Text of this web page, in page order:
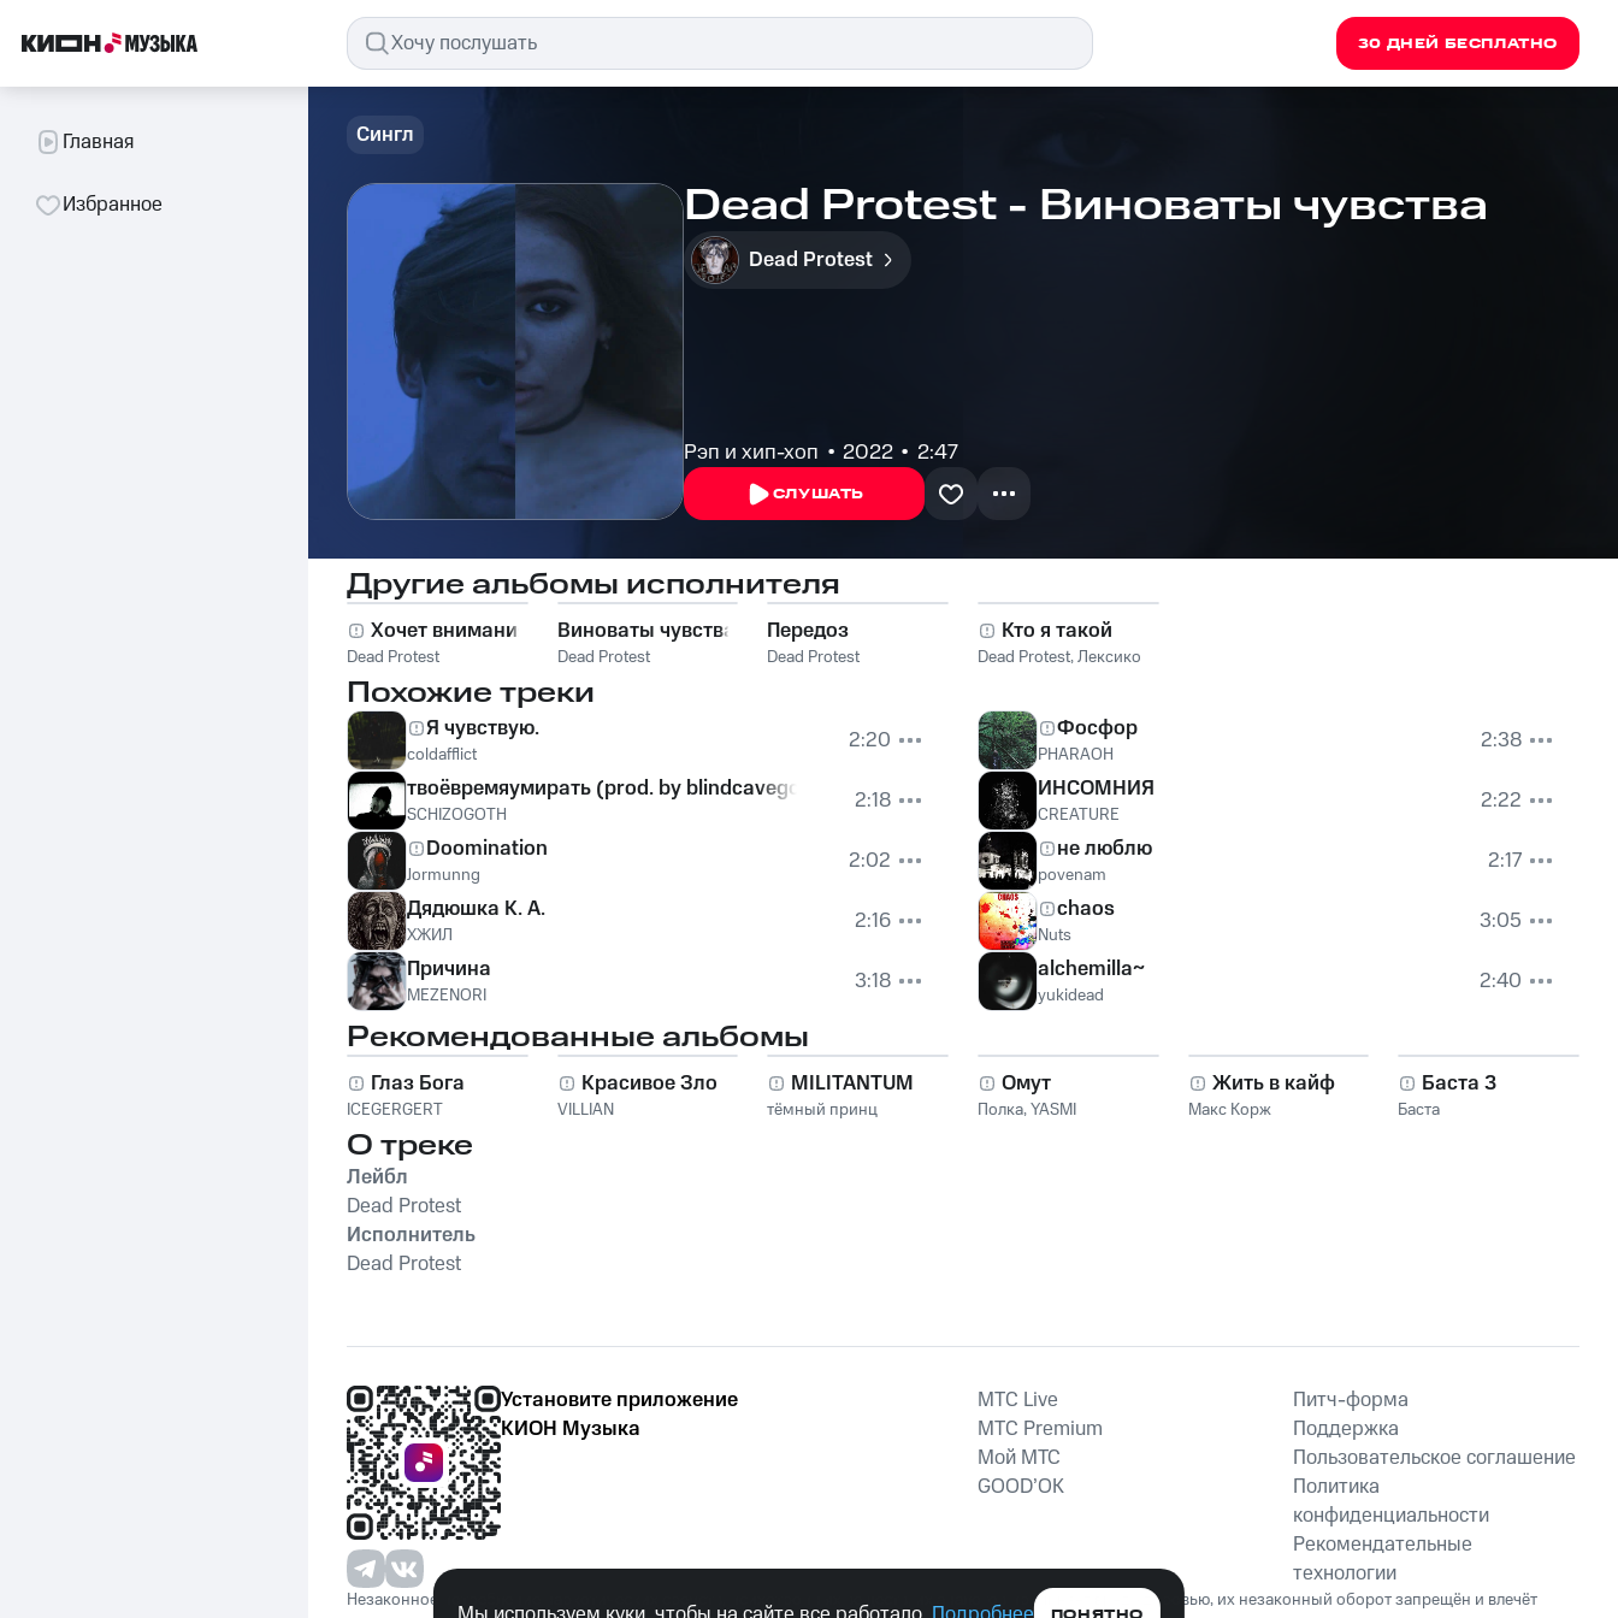
30 ДНЕЙ БЕСПЛАТНО
Главная
Избранное
Сингл
Dead Protest - Виноваты чувства
Dead Protest
Рэп и хип-хоп 2022 2:47
СЛУШАТЬ
Другие альбомы исполнителя
Хочет внимания
Dead Protest
Виноваты чувства
Dead Protest
Передоз
Dead Protest
Кто я такой
Dead Protest,Лексико
Похожие треки
Я чувствую.
coldafflict
2:20
твоёвремяумирать (prod. by blindcavegoblin)
SCHIZOGOTH
2:18
Doomination
Jormunng
2:02
Дядюшка К. А.
ХЖИЛ
2:16
Причина
MEZENORI 3:18
Фосфор
PHARAOH
2:38
ИНСОМНИЯ
CREATURE
2:22
не люблю
povenam
2:17
chaos
Nuts
3:05
alchemilla~
yukidead 2:40
Рекомендованные альбомы
Глаз Бога
ICEGERGERT
Красивое Зло
VILLIAN
MILITANTUM
тёмный принц
Омут
Полка,YASMI
Жить в кайф
Макс Корж
Баста 3
Баста
О треке
Лейбл
Dead Protest
Исполнитель
Dead Protest
Установите приложение
КИОН Музыка
MTС Live
MTС Premium
Мой МТС
GOOD’OK
Питч-форма
Поддержка
Пользовательское соглашение
Политика
конфиденциальности
Рекомендательные
технологии
Незаконное потребление наркотических средств, психотропных веществ, их аналогов причиняет вред здоровью, их незаконный оборот запрещён и влечёт